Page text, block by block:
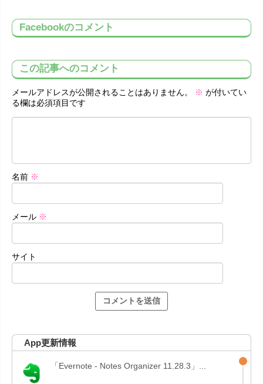
Facebookのコメント
この記事へのコメント
メールアドレスが公開されることはありません。 ※ が付いてい
る欄は必須項目です
名前 ※
メール ※
サイト
App更新情報
「Evernote - Notes Organizer 11.28.3」...